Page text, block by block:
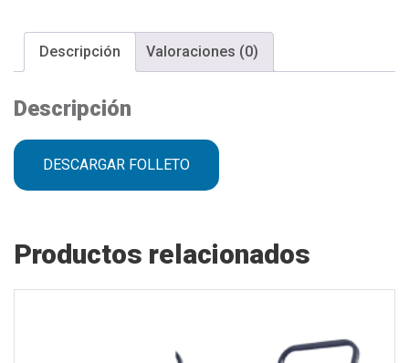
Descripción Valoraciones (0)
Descripción
DESCARGAR FOLLETO
Productos relacionados